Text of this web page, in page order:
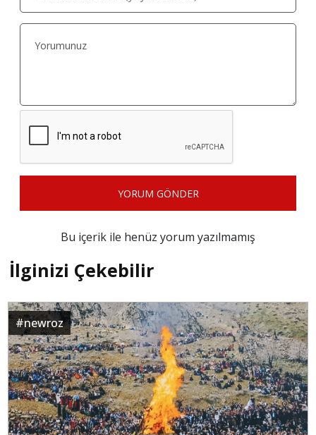
YORUM GÖNDER
Bu içerik ile henüz yorum yazılmamış
İlginizi Çekebilir
#newroz